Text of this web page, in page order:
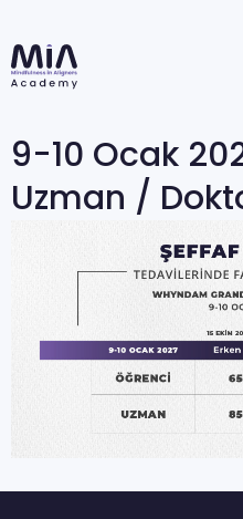
9-10 Ocak
Uzman /